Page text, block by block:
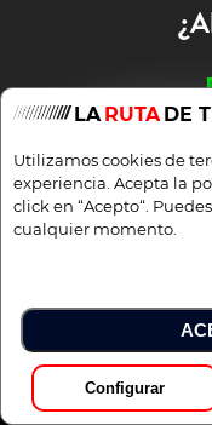
Pedir
LA RUTA DE
Utilizamos cookies de
experiencia. Acepta la
click en “Acepto“.
cualquier momento.
Configurar